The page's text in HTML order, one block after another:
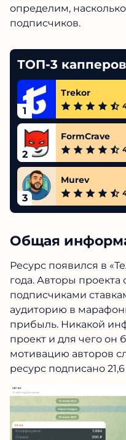
определим,
подписчиков.
ТОП-3 капперов
1
Trekor
2
FormCrave
3
Murev
Общая
Ресурс появился в
года. Авторы проекта
подписчиками
аудиторию в
прибыль. Никакой
проект и для чего он
мотивацию авторов
ресурс подписано